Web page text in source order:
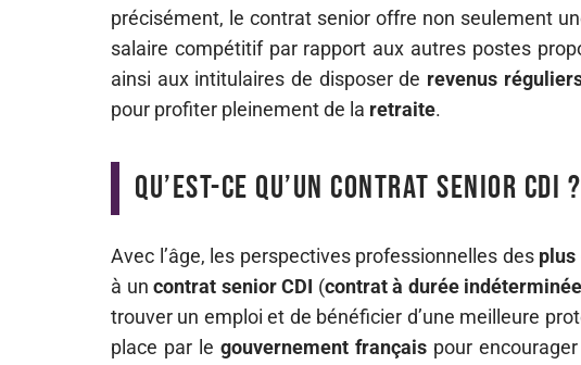
précisément, le contrat senior offre non seulement
salaire compétitif par rapport aux autres postes
ainsi aux intitulaires de disposer de revenus
pour profiter pleinement de la retraite.
Qu’est-ce qu’un contrat senior CDI ?
Avec l’âge, les perspectives professionnelles des plus
à uncontrat senior CDI (contrat à durée
trouver un emploi et de bénéficier d’une meilleure
place par le gouvernement français pour